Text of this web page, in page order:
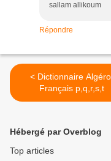
sallam allikoum
Répondre
< Dictionnaire Algéro-
Français p,q,r,s,t
Hébergé par Overblog
Top articles